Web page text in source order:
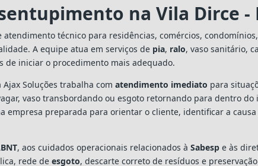
na Vila Dirce -
atendimento técnico para residências, comércios,
A equipe atua em serviços de pia, ralo, vaso sanitário,
de iniciar o procedimento mais adequado.
Ajax Soluções trabalha comatendimento imediato para
vaso transbordando ou esgoto retornando para dentro do
empresa preparada para orientar o cliente, identificar a
, aos cuidados operacionais relacionados àSabesp e às
rede deesgoto, descarte correto de resíduos e